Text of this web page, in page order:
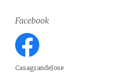
Facebook
CasagrandeJose